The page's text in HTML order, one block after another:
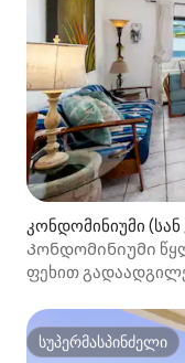
კონდომინიუმი
Კონდომინიუმი
ფეხით
სუპერმასპინძელი
სუპერმასპინძელი